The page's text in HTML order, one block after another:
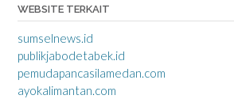
WEBSITE TERKAIT
sumselnews.id
publikjabodetabek.id
pemudapancasilamedan.com
ayokalimantan.com